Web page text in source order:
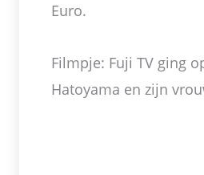
Euro.
Filmpje: Fuji TV ging
Hatoyama en zijn